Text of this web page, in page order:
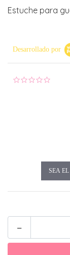
Estuche para
Desarrollado por
SEA
-